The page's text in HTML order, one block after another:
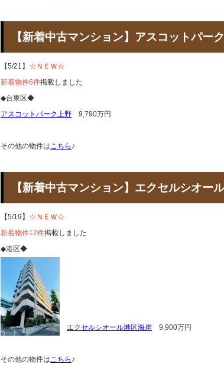
【新着中古マンション】アスコット
【5/21】 ☆ＮＥＷ☆
新着物件6件掲載しました
◆台東区◆
アスコットパーク上野 9,790万円
その他の物件はこちら ♪
【新着中古マンション】エクセルシ
【5/19】 ☆ＮＥＷ☆
新着物件12件掲載しました
◆港区◆
エクセルシオール港区海岸 9,900万円
その他の物件はこちら ♪